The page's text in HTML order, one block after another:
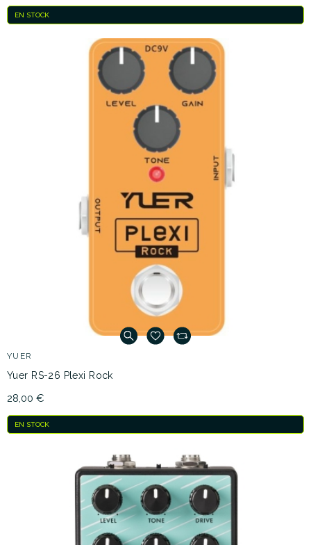
EN STOCK
YUER
Yuer RS-26 Plexi Rock
28,00 €
EN STOCK